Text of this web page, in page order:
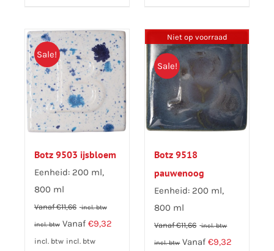
meerdere
variaties.
Deze
optie
gekozen
worden
op
Sale!
Botz 9503 ijsbloem
Eenheid: 200 ml,
800 ml
Vanaf€11,66 incl. btw
incl. btw Vanaf €9,32
incl. btw incl. btw
Niet op voorraad
Sale!
Botz 9518
pauwenoog
Eenheid: 200 ml,
800 ml
Vanaf€11,66 incl. btw
incl. btw Vanaf€9,32